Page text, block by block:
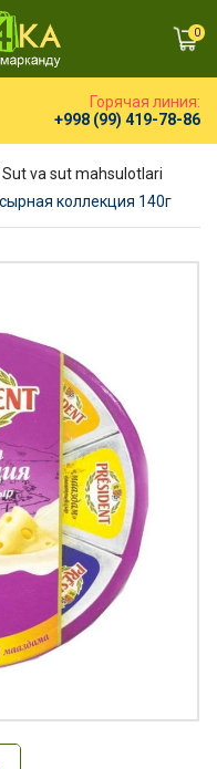
0
Горячая линия:
+998 (99) 419-78-86
va sut mahsulotlari
коллекция 140г